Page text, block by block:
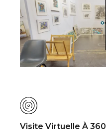
Visite Virtuelle À